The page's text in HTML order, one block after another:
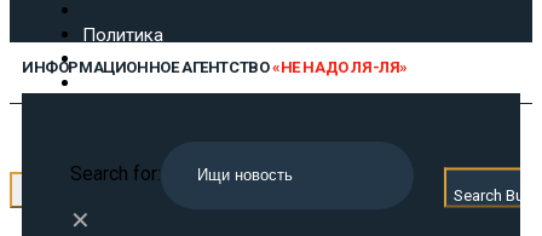
Политика
Экономика
Предложить новость
ИНФОРМАЦИОННОЕ АГЕНТСТВО«НЕ НАДО ЛЯ-ЛЯ»
Search for:
Search
✕